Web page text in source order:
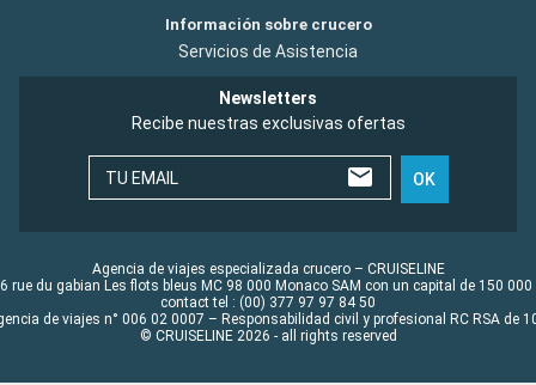
Información sobre crucero
Servicios de Asistencia
Newsletters
Recibe nuestras exclusivas ofertas
TU EMAIL OK
Agencia de viajes especializada crucero – CRUISELINE
rue du gabian Les flots bleus MC 98 000 Monaco SAM con un capital de 150 000
contact tel : (00) 377 97 97 84 50
de viajes n° 006 02 0007 – Responsabilidad civil y profesional RC RSA de
© CRUISELINE 2026 - all rights reserved